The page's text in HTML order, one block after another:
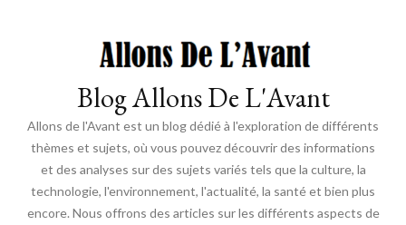
Blog Allons De L'Avant
Allons de l'Avant est un blog dédié à l'exploration de différents
thèmes et sujets, où vous pouvez découvrir des informations
et des analyses sur des sujets variés tels que la culture, la
technologie, l'environnement, l'actualité, la santé et bien plus
encore. Nous offrons des articles sur les différents aspects de